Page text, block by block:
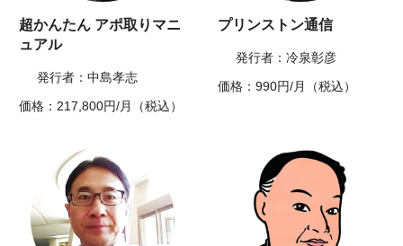
超かんたん アポ取りマニ
ュアル
発行者：中島孝志
価格：217,800円/月（税込）
プリンストン通信
発行者：冷泉彰彦
価格：990円/月（税込）